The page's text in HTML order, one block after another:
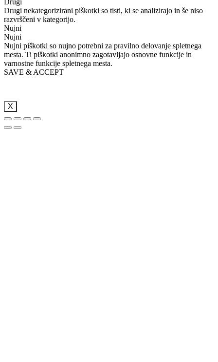
Drugi
Drugi nekategorizirani piškotki so tisti, ki se analizirajo in še niso
razvrščeni v kategorijo.
Nujni
Nujni
Nujni piškotki so nujno potrebni za pravilno delovanje spletnega
mesta. Ti piškotki anonimno zagotavljajo osnovne funkcije in
varnostne funkcije spletnega mesta.
SAVE & ACCEPT
X